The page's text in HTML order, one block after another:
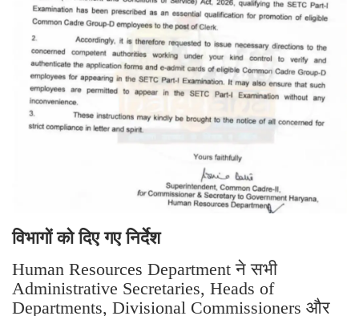
विभागों को दिए गए निर्देश
Human Resources Department ने सभी
Administrative Secretaries, Heads of
Departments, Divisional Commissioners और